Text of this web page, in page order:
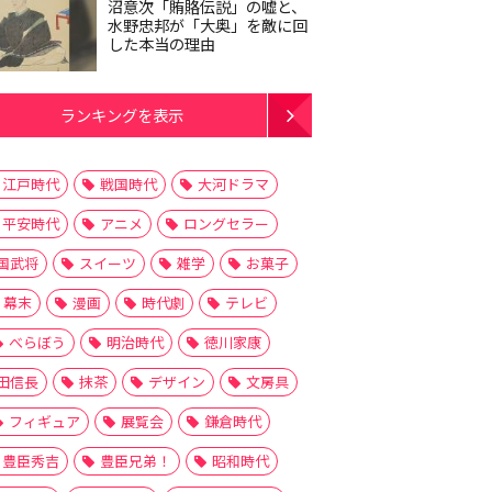
沼意次「賄賂伝説」の嘘と、
水野忠邦が「大奥」を敵に回
した本当の理由
ランキングを表示
江戸時代 戦国時代
大河ドラマ
平安時代
アニメ
ロングセラー
武将
スイーツ 雑学
お菓子
幕末
漫画 時代劇
テレビ
べらぼう
明治時代
徳川家康
信長
抹茶 デザイン
文房具
フィギュア
展覧会
鎌倉時代
豊臣秀吉
豊臣兄弟！
昭和時代